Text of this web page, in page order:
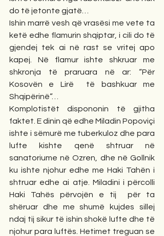
do të jetonte gjatë…
Ishin marrë vesh që vrasësi me vete ta
ketë edhe flamurin shqiptar, i cili do të
gjendej tek ai në rast se vritej apo
kapej. Në flamur ishte shkruar me
shkronja të praruara në ar: “Për
Kosovën e Lirë  të bashkuar me
Shqipërinë”…
Komplotistët dispononin të gjitha
faktet. E dinin që edhe Miladin Popoviçi
ishte i sëmurë me tuberkuloz dhe para
lufte kishte qenë shtruar në
sanatoriume në Ozren, dhe në Gollnik
ku ishte njohur edhe me Haki Tahën i
shtruar edhe ai atje. Miladini i përcolli
Haki Tahës përvojën e tij  për ta
shëruar dhe me shumë kujdes sillej
ndaj tij sikur të ishin shokë lufte dhe të
njohur para luftës. Hetimet treguan se